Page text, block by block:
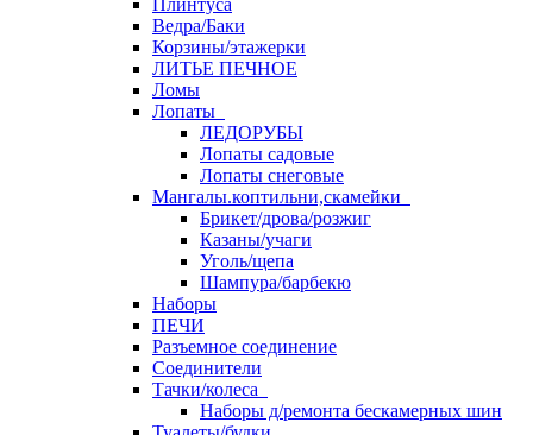
Плинтуса
Ведра/Баки
Корзины/этажерки
ЛИТЬЕ ПЕЧНОЕ
Ломы
Лопаты
ЛЕДОРУБЫ
Лопаты садовые
Лопаты снеговые
Мангалы.коптильни,скамейки
Брикет/дрова/розжиг
Казаны/учаги
Уголь/щепа
Шампура/барбекю
Наборы
ПЕЧИ
Разъемное соединение
Соединители
Тачки/колеса
Наборы д/ремонта бескамерных шин